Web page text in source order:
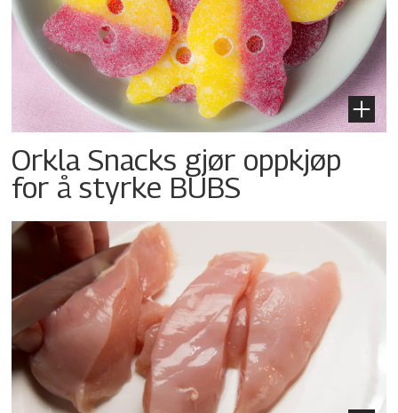
Orkla Snacks gjør oppkjøp
for å styrke BUBS